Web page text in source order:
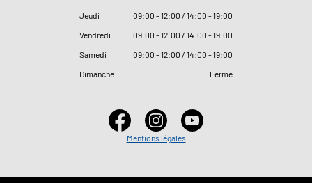
Jeudi
09:00 - 12:00 / 14:00 - 19:00
Vendredi
09:00 - 12:00 / 14:00 - 19:00
Samedi
09:00 - 12:00 / 14:00 - 19:00
Dimanche
Fermé
Mentions légales